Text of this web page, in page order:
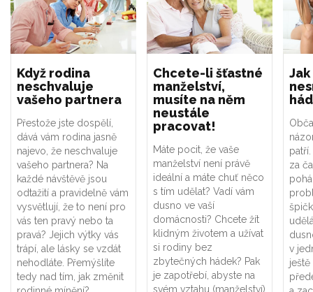
Když rodina
neschvaluje
vašeho partnera
Přestože jste dospělí,
dává vám rodina jasně
najevo, že neschvaluje
vašeho partnera? Na
každé návštěvě jsou
odtažití a pravidelně vám
vysvětlují, že to není pro
vás ten pravý nebo ta
pravá? Jejich výtky vás
trápí, ale lásky se vzdát
nehodláte. Přemýšlíte
tedy nad tím, jak změnit
Chcete-li šťastné
manželství,
musíte na něm
neustále
pracovat!
Máte pocit, že vaše
manželství není právě
ideální a máte chuť něco
s tím udělat? Vadí vám
dusno ve vaší
domácnosti? Chcete žít
klidným životem a užívat
si rodiny bez
zbytečných hádek? Pak
je zapotřebí, abyste na
svém vztahu (manželství)
za
v